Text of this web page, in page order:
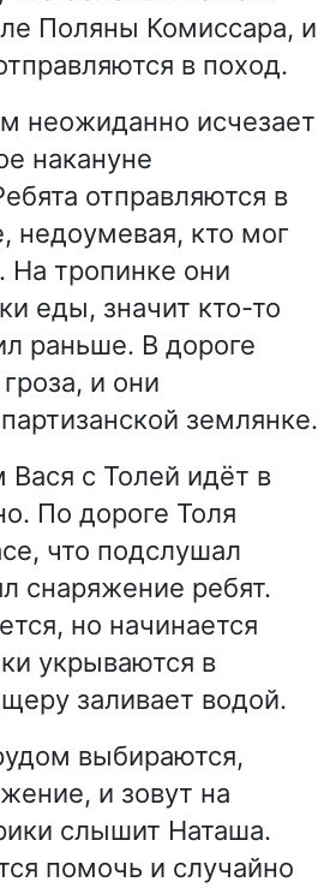
Поляны Комиссара, и
в поход.
неожиданно исчезает
накануне
отправляются в
недоумевая, кто мог
На тропинке они
еды, значит кто-то
раньше. В дороге
и они
землянке.
с Толей идёт в
По дороге Толя
что подслушал
снаряжение ребят.
но начинается
укрываются в
заливает водой.
выбираются,
и зовут на
слышит Наташа.
помочь и случайно